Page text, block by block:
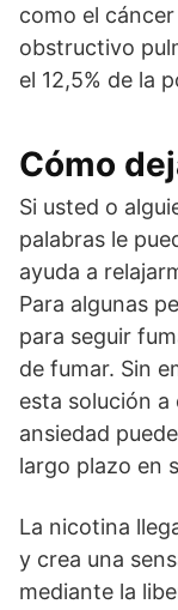
como el
obstructivo
el 12,5% de la
Cómo
Si usted o
palabras le
ayuda a
Para algunas
para seguir
de fumar. Sin
esta solución
ansiedad
largo plazo en
La nicotina
y crea una
mediante la